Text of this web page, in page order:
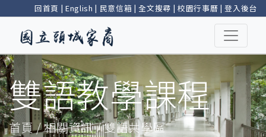
回首頁 | English | 民意信箱 |全文搜尋 | 校園行事曆 |登入後台
雙語教學課程
首頁 / 相關資訊 / 雙語共學區